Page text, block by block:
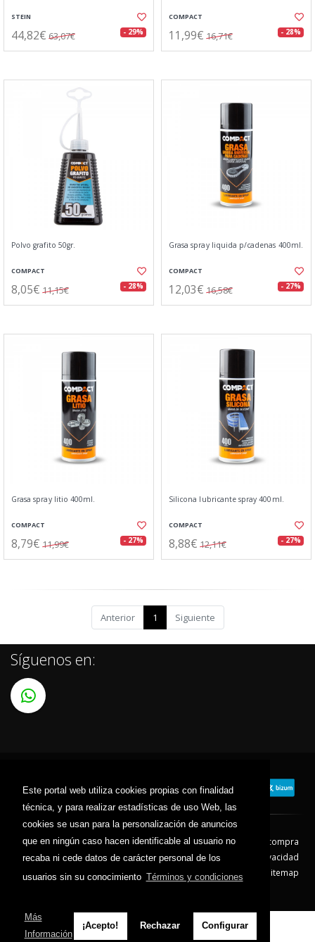
Este portal web utiliza cookies propias con finalidad
técnica, y para realizar estadísticas de uso Web, las
cookies se usan para la personalización de anuncios
que en ningún caso hacen identificable al usuario no
recaba ni cede datos de carácter personal de los
usuarios sin su conocimiento Términos y condiciones
Más
Información
¡Acepto! Rechazar Configurar
STEIN
44,82€ 63,07€ - 29%
COMPACT
11,99€ 16,71€ - 28%
Polvo grafito 50gr.
COMPACT
8,05€ 11,15€ - 28%
Grasa spray liquida p/cadenas 400ml.
COMPACT
12,03€ 16,58€ - 27%
Grasa spray litio 400ml.
COMPACT
8,79€ 11,99€ - 27%
Silicona lubricante spray 400ml.
COMPACT
8,88€ 12,11€ - 27%
Anterior 1 Siguiente
Síguenos en:
Contacto Aviso Legal
Condiciones de compra
Política de envíos
Política de devolución
Política de Privacidad
Política de Cookies
Sitemap